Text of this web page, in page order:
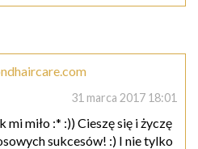
31 marca 2017 18:01
mi miło :* :)) Cieszę się i życzę
sukcesów! :) I nie tylko